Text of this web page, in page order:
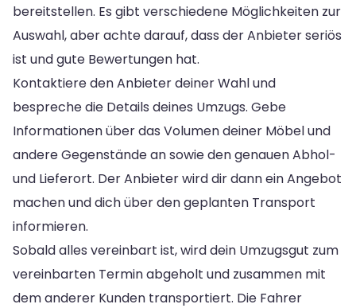
bereitstellen. Es gibt verschiedene Möglichkeiten zur
Auswahl, aber achte darauf, dass der Anbieter seriös
ist und gute Bewertungen hat.
Kontaktiere den Anbieter deiner Wahl und
bespreche die Details deines Umzugs. Gebe
Informationen über das Volumen deiner Möbel und
andere Gegenstände an sowie den genauen Abhol-
und Lieferort. Der Anbieter wird dir dann ein Angebot
machen und dich über den geplanten Transport
informieren.
Sobald alles vereinbart ist, wird dein Umzugsgut zum
vereinbarten Termin abgeholt und zusammen mit
dem anderer Kunden transportiert. Die Fahrer